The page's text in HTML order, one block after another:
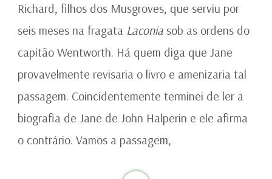
Richard, filhos dos Musgroves, que serviu por
seis meses na fragata Laconia sob as ordens do
capitão Wentworth. Há quem diga que Jane
provavelmente revisaria o livro e amenizaria tal
passagem. Coincidentemente terminei de ler a
biografia de Jane de John Halperin e ele afirma
o contrário. Vamos a passagem,